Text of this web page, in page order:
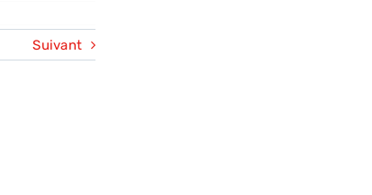
Suivant